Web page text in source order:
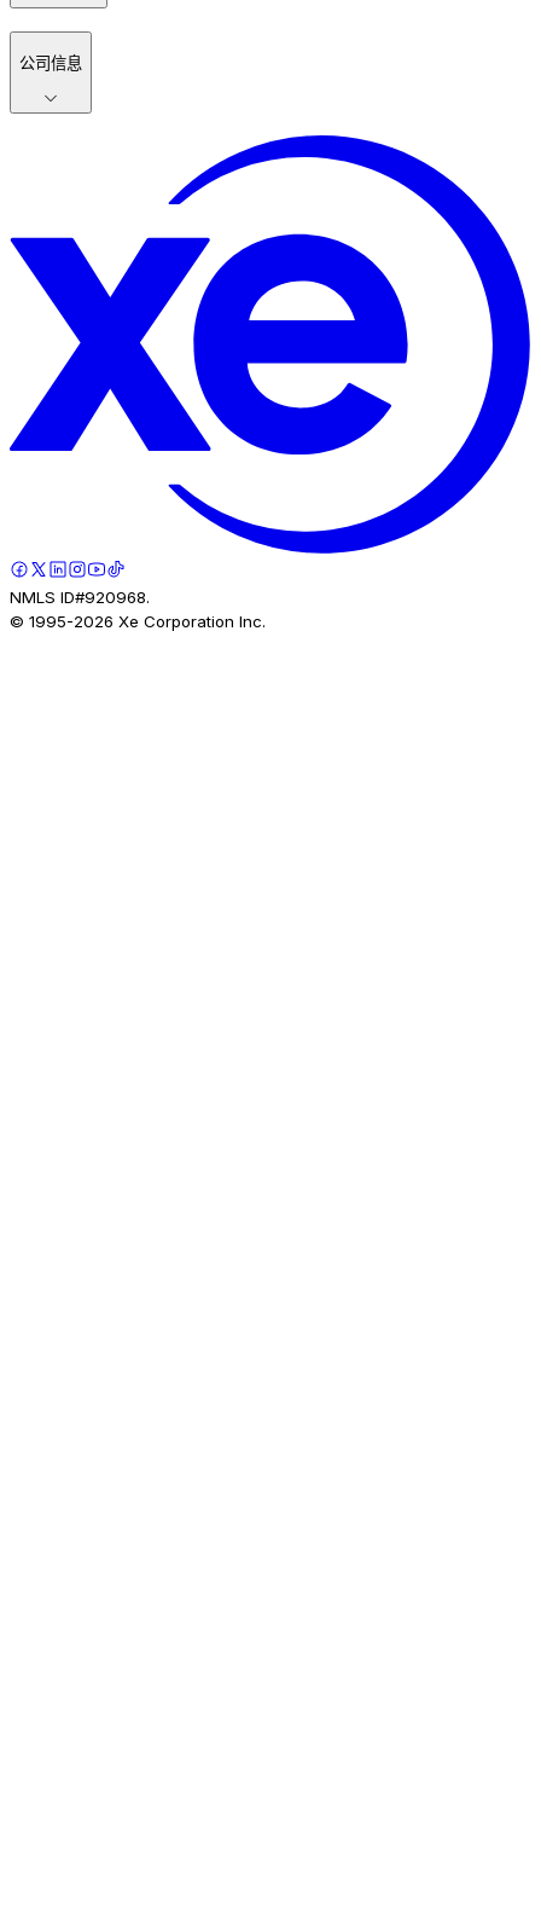
公司信息
NMLS ID#920968.
© 1995-2026 Xe Corporation Inc.